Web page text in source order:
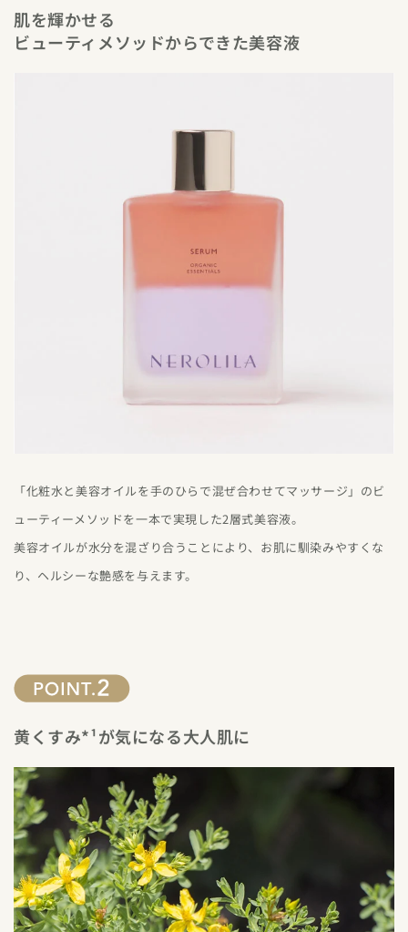
肌を輝かせる
ビューティメソッドからできた美容液
「化粧水と美容オイルを手のひらで混ぜ合わせてマッサージ」のビ
ューティーメソッドを一本で実現した2層式美容液。
美容オイルが水分を混ざり合うことにより、お肌に馴染みやすくな
り、ヘルシーな艶感を与えます。
黄くすみ*¹が気になる大人肌に